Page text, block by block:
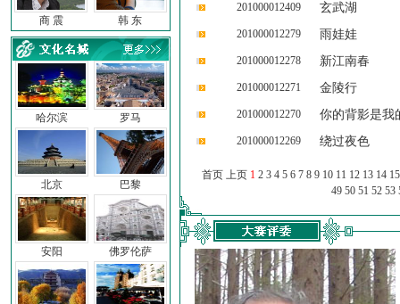
商 震 韩 东
哈尔滨
北京
安阳
罗马
巴黎
佛罗伦萨
201000012409 玄武湖
201000012279 雨娃娃
201000012278 新江南春
201000012271 金陵行
201000012270 你的背影是我
201000012269 绕过夜色
首页 上页 1 2 3 4 5 6 7 8 9 10 11 12 13 14 15
49 50 51 52 53